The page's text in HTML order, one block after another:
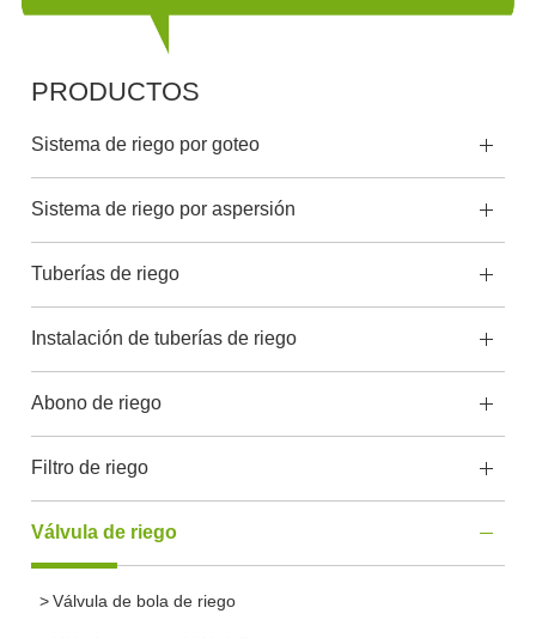
PRODUCTOS
Sistema de riego por goteo
Sistema de riego por aspersión
Tuberías de riego
Instalación de tuberías de riego
Abono de riego
Filtro de riego
Válvula de riego
Válvula de bola de riego